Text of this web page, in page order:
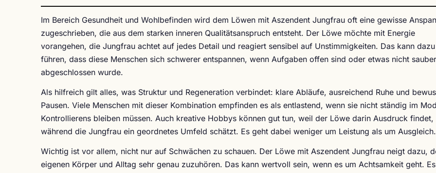
Im Bereich Gesundheit und Wohlbefinden wird dem Löwen mit Aszendent Jungfrau oft eine gewisse
zugeschrieben, die aus dem starken inneren Qualitätsanspruch entsteht. Der Löwe möchte mit Energie
vorangehen, die Jungfrau achtet auf jedes Detail und reagiert sensibel auf Unstimmigkeiten. Das kann dazu
führen, dass diese Menschen sich schwerer entspannen, wenn Aufgaben offen sind oder etwas nicht sauber
abgeschlossen wurde.
Als hilfreich gilt alles, was Struktur und Regeneration verbindet: klare Abläufe, ausreichend Ruhe und
Pausen. Viele Menschen mit dieser Kombination empfinden es als entlastend, wenn sie nicht ständig im
Kontrollierens bleiben müssen. Auch kreative Hobbys können gut tun, weil der Löwe darin Ausdruck findet,
während die Jungfrau ein geordnetes Umfeld schätzt. Es geht dabei weniger um Leistung als um Ausgleich.
Wichtig ist vor allem, nicht nur auf Schwächen zu schauen. Der Löwe mit Aszendent Jungfrau neigt dazu,
eigenen Körper und Alltag sehr genau zuzuhören. Das kann wertvoll sein, wenn es um Achtsamkeit geht.